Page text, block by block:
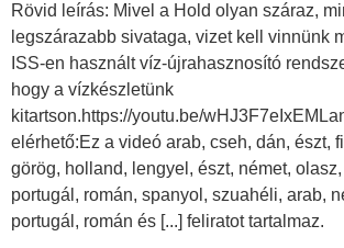
Rövid leírás: Mivel a Hold olyan száraz,
legszárazabb sivataga, vizet kell vinnünk
ISS-en használt víz-újrahasznosító
hogy a vízkészletünk
kitartson.https://youtu.be/
elérhető:Ez a videó arab, cseh, dán, észt,
görög, holland, lengyel, észt, német,
portugál, román, spanyol, szuahéli, arab,
portugál, román és [...] feliratot tartalmaz.